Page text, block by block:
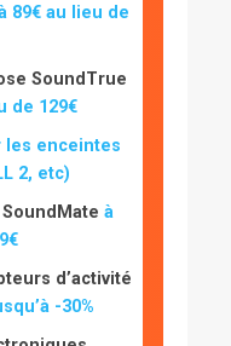
89€ au lieu de
SoundTrue
de 129€
les enceintes
2, etc)
SoundMate à
d’activité
-30%